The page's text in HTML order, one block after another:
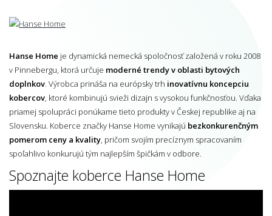
Hanse Home je dynamická nemecká spoločnosť založená v roku 2008
v Pinnebergu, ktorá určuje moderné trendy v oblasti bytových
doplnkov . Výrobca prináša na európsky trh inovatívnu koncepciu
kobercov , ktoré kombinujú svieži dizajn s vysokou funkčnosťou. Vďaka
priamej spolupráci ponúkame tieto produkty v Českej republike aj na
Slovensku. Koberce značky Hanse Home vynikajú bezkonkurenčným
pomerom ceny a kvality , pričom svojím precíznym spracovaním
spoľahlivo konkurujú tým najlepším špičkám v odbore.
Spoznajte koberce Hanse Home